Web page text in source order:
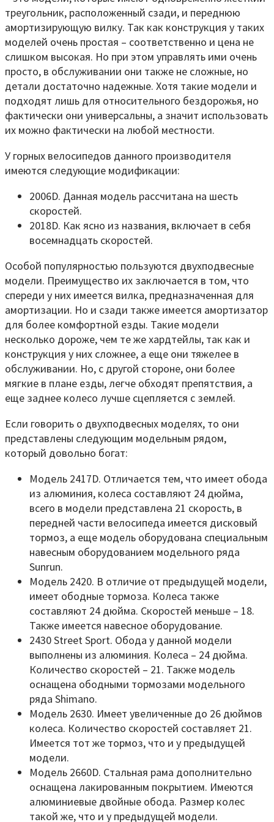
треугольник, расположенный сзади, и переднюю
амортизирующую вилку. Так как конструкция у таких
моделей очень простая – соответственно и цена не
слишком высокая. Но при этом управлять ими очень
просто, в обслуживании они также не сложные, но
детали достаточно надежные. Хотя такие модели и
подходят лишь для относительного бездорожья, но
фактически они универсальны, а значит использовать
их можно фактически на любой местности.
У горных велосипедов данного производителя
имеются следующие модификации:
2006D. Данная модель рассчитана на шесть
скоростей.
2018D. Как ясно из названия, включает в себя
восемнадцать скоростей.
Особой популярностью пользуются двухподвесные
модели. Преимущество их заключается в том, что
спереди у них имеется вилка, предназначенная для
амортизации. Но и сзади также имеется амортизатор
для более комфортной езды. Такие модели
несколько дороже, чем те же хардтейлы, так как и
конструкция у них сложнее, а еще они тяжелее в
обслуживании. Но, с другой стороне, они более
мягкие в плане езды, легче обходят препятствия, а
еще заднее колесо лучше сцепляется с землей.
Если говорить о двухподвесных моделях, то они
представлены следующим модельным рядом,
который довольно богат:
Модель 2417D. Отличается тем, что имеет обода
из алюминия, колеса составляют 24 дюйма,
всего в модели представлена 21 скорость, в
передней части велосипеда имеется дисковый
тормоз, а еще модель оборудована специальным
навесным оборудованием модельного ряда
Sunrun.
Модель 2420. В отличие от предыдущей модели,
имеет ободные тормоза. Колеса также
составляют 24 дюйма. Скоростей меньше – 18.
Также имеется навесное оборудование.
2430 Street Sport. Обода у данной модели
выполнены из алюминия. Колеса – 24 дюйма.
Количество скоростей – 21. Также модель
оснащена ободными тормозами модельного
ряда Shimano.
Модель 2630. Имеет увеличенные до 26 дюймов
колеса. Количество скоростей составляет 21.
Имеется тот же тормоз, что и у предыдущей
модели.
Модель 2660D. Стальная рама дополнительно
оснащена лакированным покрытием. Имеются
алюминиевые двойные обода. Размер колес
такой же, что и у предыдущей модели.